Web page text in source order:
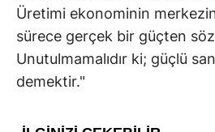
Üretimi ekonominin
sürece gerçek bir güçten
Unutulmamalıdır ki; güçlü
demektir."